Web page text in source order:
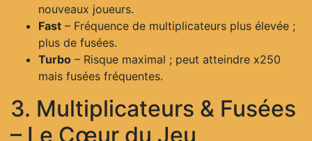
nouveaux joueurs.
Fast – Fréquence de multiplicateurs plus élevée ;
plus de fusées.
Turbo – Risque maximal ; peut atteindre x250
mais fusées fréquentes.
3. Multiplicateurs & Fusées
– Le Cœur du Jeu